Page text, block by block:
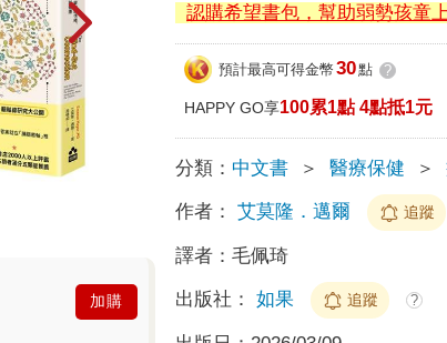
加購
認購希望書包，幫助弱勢孩童
預計最高可得金幣 30點 ?
HAPPY GO享100累1點 4點抵1元
分類： 中文書 ＞ 醫療保健 ＞
作者： 艾莫隆．邁爾 追蹤
譯者：毛佩琦
出版社： 如果 追蹤 ?